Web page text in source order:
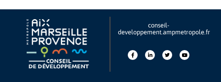
conseil-
developpement.ampmetropole.fr